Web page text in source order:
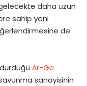
gelecekte daha uzun
sahip yeni
de
Ar-Ge
sanayisinin